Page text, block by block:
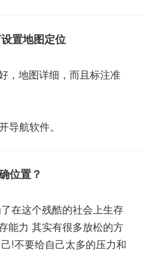
置地图定位
，地图详细，而且标注准
导航软件。
位置？
在这个残酷的社会上生存
能力 其实有很多放松的方
!不要给自己太多的压力和